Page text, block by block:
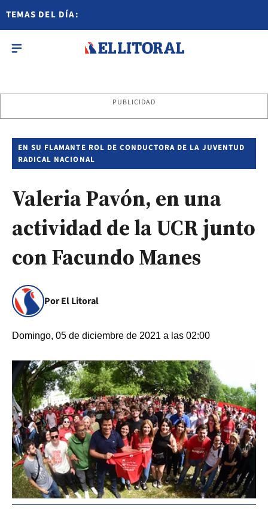
TEMAS DEL DÍA:
PUBLICIDAD
EN SU FLAMANTE ROL DE CONDUCTORA DE LA JUVENTUD
RADICAL NACIONAL
Valeria Pavón, en una
actividad de la UCR junto
con Facundo Manes
Por El Litoral
Domingo, 05 de diciembre de 2021 a las 02:00